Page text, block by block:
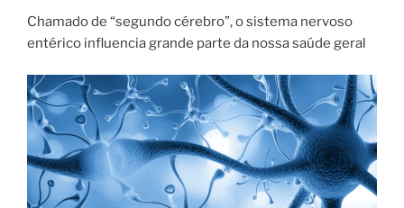
Chamado de “segundo cérebro”, o sistema nervoso
entérico influencia grande parte da nossa saúde geral